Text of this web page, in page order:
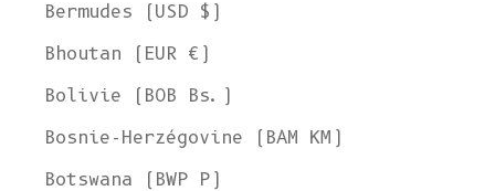
Bermudes (USD $)
Bhoutan (EUR €)
Bolivie (BOB Bs.)
Bosnie-Herzégovine (BAM КМ)
Botswana (BWP P)